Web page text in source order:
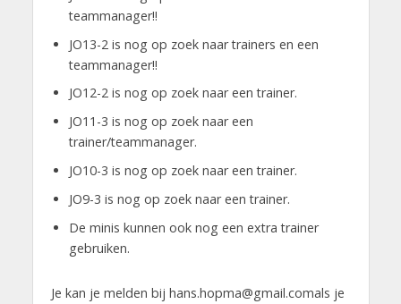
teammanager!!
JO13-2 is nog op zoek naar trainers en een
teammanager!!
JO12-2 is nog op zoek naar een trainer.
JO11-3 is nog op zoek naar een
trainer/teammanager.
JO10-3 is nog op zoek naar een trainer.
JO9-3 is nog op zoek naar een trainer.
De minis kunnen ook nog een extra trainer
gebruiken.
Je kan je melden bij hans.hopma@gmail.comals je